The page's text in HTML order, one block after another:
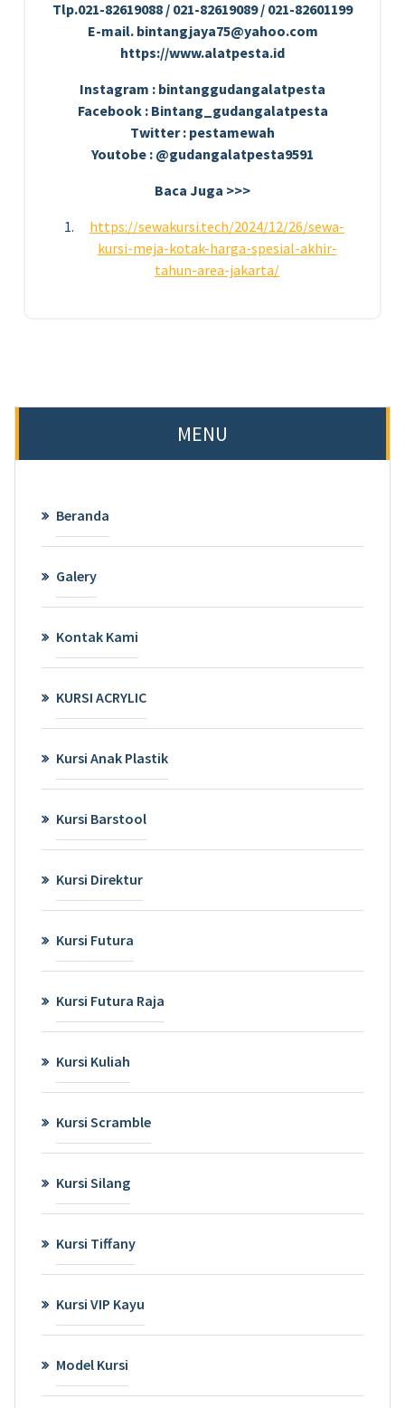
Tlp.021-82619088 / 021-82619089 / 021-82601199
E-mail. bintangjaya75@yahoo.com
https://www.alatpesta.id
Instagram : bintanggudangalatpesta
Facebook : Bintang_gudangalatpesta
Twitter : pestamewah
Youtobe : @gudangalatpesta9591
Baca Juga >>>
https://sewakursi.tech/2024/12/26/sewa-
kursi-meja-kotak-harga-spesial-akhir-
tahun-area-jakarta/
MENU
Beranda
Galery
Kontak Kami
KURSI ACRYLIC
Kursi Anak Plastik
Kursi Barstool
Kursi Direktur
Kursi Futura
Kursi Futura Raja
Kursi Kuliah
Kursi Scramble
Kursi Silang
Kursi Tiffany
Kursi VIP Kayu
Model Kursi